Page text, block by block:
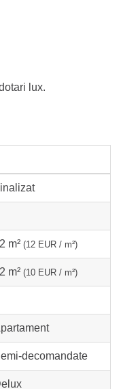
lux.
m² (12 EUR / m²)
m² (10 EUR / m²)
decomandate